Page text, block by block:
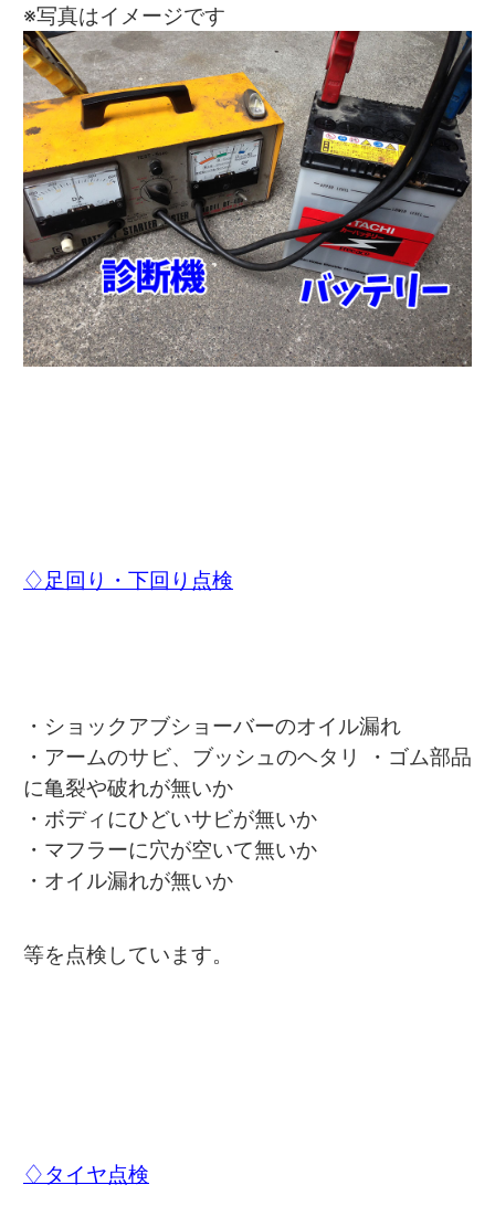
※写真はイメージです
♢足回り・下回り点検
・ショックアブショーバーのオイル漏れ
・アームのサビ、ブッシュのヘタリ ・ゴム部品
に亀裂や破れが無いか
・ボディにひどいサビが無いか
・マフラーに穴が空いて無いか
・オイル漏れが無いか
等を点検しています。
♢タイヤ点検